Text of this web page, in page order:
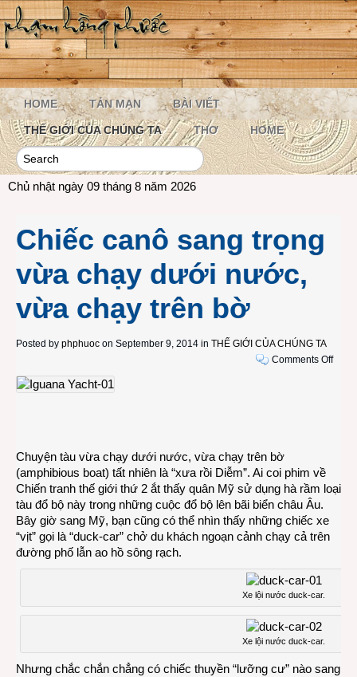
HOME TẢN MẠN BÀI VIẾT
THẾ GIỚI CỦA CHÚNG TA THƠ HOME
Chủ nhật ngày 09 tháng 8 năm 2026
Chiếc canô sang trọng
vừa chạy dưới nước,
vừa chạy trên bờ
Posted by phphuoc on September 9, 2014 in THẾ GIỚI CỦA CHÚNG TA
Comments Offon
nước,
Chuyện tàu vừa chạy dưới nước, vừa chạy trên bờ
(amphibious boat) tất nhiên là “xưa rồi Diễm”. Ai coi phim về
Chiến tranh thế giới thứ 2 ắt thấy quân Mỹ sử dụng hà rầm loại
tàu đổ bộ này trong những cuộc đổ bộ lên bãi biển châu Âu.
Bây giờ sang Mỹ, bạn cũng có thể nhìn thấy những chiếc xe
“vịt” gọi là “duck-car” chở du khách ngoạn cảnh chạy cả trên
đường phố lẫn ao hồ sông rạch.
Xe lội nước duck-car.
Xe lội nước duck-car.
Nhưng chắc chắn chẳng có chiếc thuyền “lưỡng cư” nào sang